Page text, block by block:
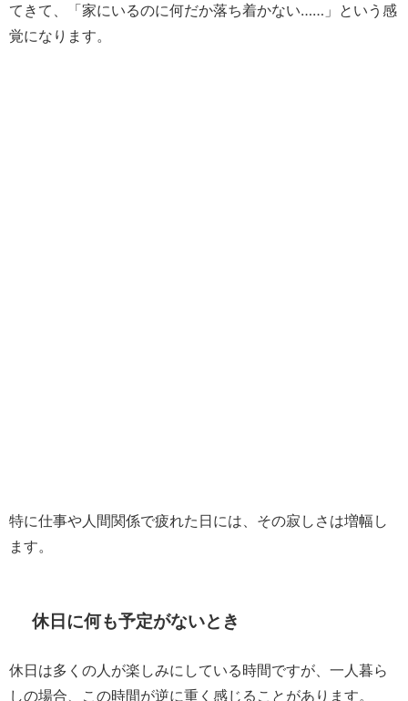
てきて、「家にいるのに何だか落ち着かない……」という感
覚になります。
特に仕事や人間関係で疲れた日には、その寂しさは増幅し
ます。
休日に何も予定がないとき
休日は多くの人が楽しみにしている時間ですが、一人暮ら
しの場合、この時間が逆に重く感じることがあります。